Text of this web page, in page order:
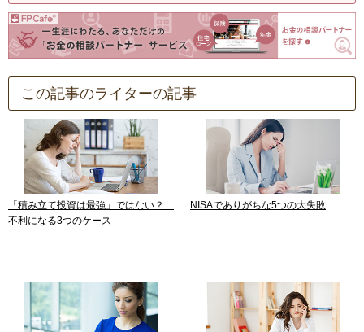
この記事のライターの記事
「積み立て投資は最強」ではない？
不利になる3つのケース
NISAでありがちな5つの大失敗